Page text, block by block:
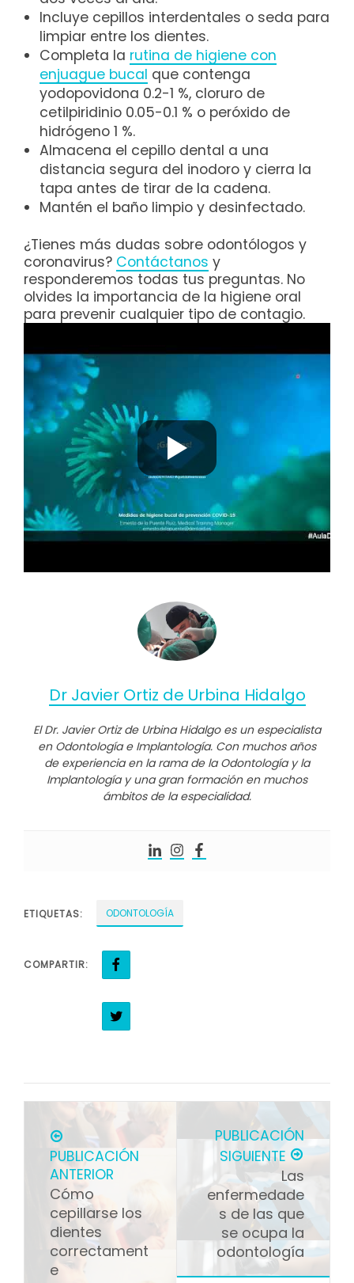
Incluye cepillos interdentales o seda para
limpiar entre los dientes.
Completa la rutina de higiene con
enjuague bucal que contenga
yodopovidona 0.2-1 %, cloruro de
cetilpiridinio 0.05-0.1 % o peróxido de
hidrógeno 1 %.
Almacena el cepillo dental a una
distancia segura del inodoro y cierra la
tapa antes de tirar de la cadena.
Mantén el baño limpio y desinfectado.
¿Tienes más dudas sobre odontólogos y
coronavirus? Contáctanos y
responderemos todas tus preguntas. No
olvides la importancia de la higiene oral
para prevenir cualquier tipo de contagio.
Dr Javier Ortiz de Urbina Hidalgo
El Dr. Javier Ortiz de Urbina Hidalgo es un especialista
en Odontología e Implantología. Con muchos años
de experiencia en la rama de la Odontología y la
Implantología y una gran formación en muchos
ámbitos de la especialidad.
ETIQUETAS: ODONTOLOGÍA
COMPARTIR:
PUBLICACIÓN
ANTERIOR
Cómo
cepillarse los
dientes
correctament
e
PUBLICACIÓN
SIGUIENTE
Las
enfermedade
s de las que
se ocupa la
odontología